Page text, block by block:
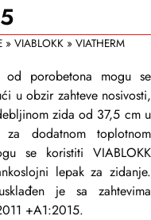
» VIABLOKK » VIATHERM
od porobetona mogu se
u obzir zahteve nosivosti,
zida od 37,5 cm u
dodatnom toplotnom
se koristiti VIABLOKK
lepak za zidanje.
je sa zahtevima
+A1:2015.